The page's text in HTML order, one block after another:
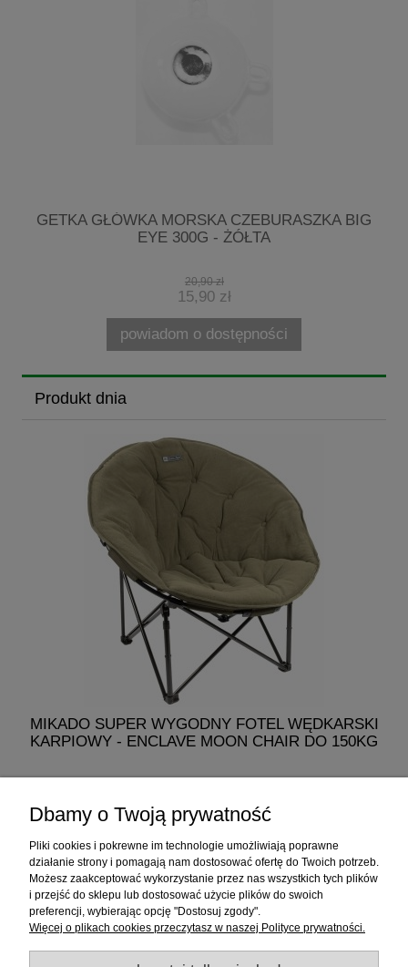
GETKA GŁÓWKA MORSKA CZEBURASZKA BIG
EYE 300G - ŻÓŁTA
20,90 zł
15,90 zł
powiadom o dostępności
Produkt dnia
MIKADO SUPER WYGODNY FOTEL WĘDKARSKI
KARPIOWY - ENCLAVE MOON CHAIR DO 150KG
do koszyka
Informacje
Sklep internetowy
Dbamy o Twoją prywatność
Pliki cookies i pokrewne im technologie umożliwiają poprawne
działanie strony i pomagają nam dostosować ofertę do Twoich potrzeb.
Możesz zaakceptować wykorzystanie przez nas wszystkich tych plików
i przejść do sklepu lub dostosować użycie plików do swoich
preferencji, wybierając opcję "Dostosuj zgody".
Więcej o plikach cookies przeczytasz w naszej Polityce prywatności.